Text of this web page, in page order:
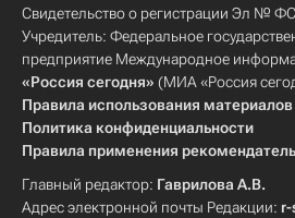
Свидетельство о регистрации Эл №
Учредитель: Федеральное
предприятие Международное
«Россия сегодня» (МИА «Россия
Правила использования материалов
Политика конфиденциальности
Правила применения
Главный редактор: Гаврилова А.В.
Адрес электронной почты Редакции: